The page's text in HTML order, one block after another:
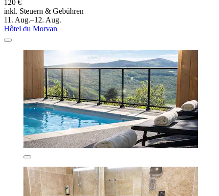
120 €
inkl. Steuern & Gebühren
11. Aug.–12. Aug.
Hôtel du Morvan